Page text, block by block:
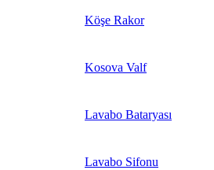
Köşe Rakor
Kosova Valf
Lavabo Bataryası
Lavabo Sifonu